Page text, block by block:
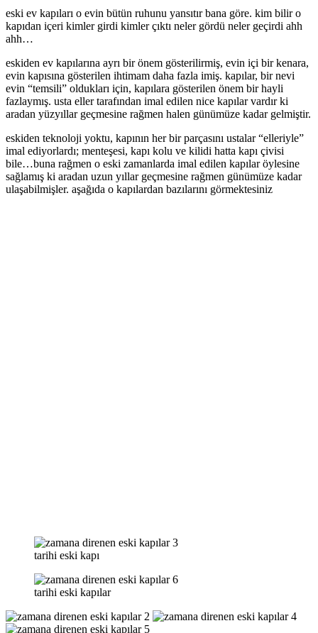
eski ev kapıları o evin bütün ruhunu yansıtır bana göre. kim bilir o
kapıdan içeri kimler girdi kimler çıktı neler gördü neler geçirdi ahh
ahh…
eskiden ev kapılarına ayrı bir önem gösterilirmiş, evin içi bir kenara,
evin kapısına gösterilen ihtimam daha fazla imiş. kapılar, bir nevi
evin “temsili” oldukları için, kapılara gösterilen önem bir hayli
fazlaymış. usta eller tarafından imal edilen nice kapılar vardır ki
aradan yüzyıllar geçmesine rağmen halen günümüze kadar gelmiştir.
eskiden teknoloji yoktu, kapının her bir parçasını ustalar “elleriyle”
imal ediyorlardı; menteşesi, kapı kolu ve kilidi hatta kapı çivisi
bile…buna rağmen o eski zamanlarda imal edilen kapılar öylesine
sağlamış ki aradan uzun yıllar geçmesine rağmen günümüze kadar
ulaşabilmişler. aşağıda o kapılardan bazılarını görmektesiniz
tarihi eski kapı
tarihi eski kapılar